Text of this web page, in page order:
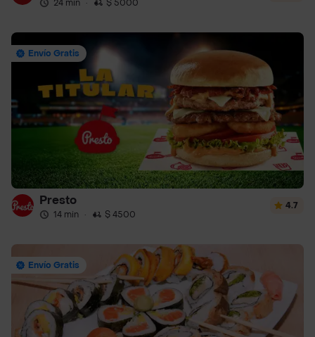
24 min · $ 5000
Envío Gratis
Presto
14 min · $ 4500
4.7
Envío Gratis